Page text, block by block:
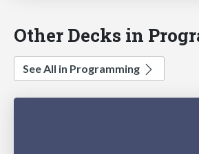
Other Decks in
See All in Programming